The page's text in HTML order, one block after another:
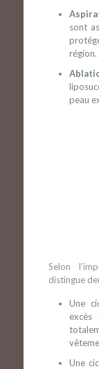
sont
région.
peau
Selon
distingue
Une
Une